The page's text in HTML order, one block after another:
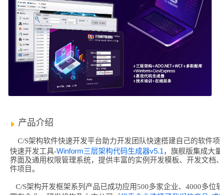
产品介绍
C/S架构软件快速开发平台助力开发团队快速搭建自己的软件
快速开发工具-Winform三层架构代码生成器v5.1，旗舰版集成大
界面及通用权限管理系统，提供丰富的实例开发模板、开发文
件项目。
C/S架构开发框架系列产品已成功应用500多家企业、4000多